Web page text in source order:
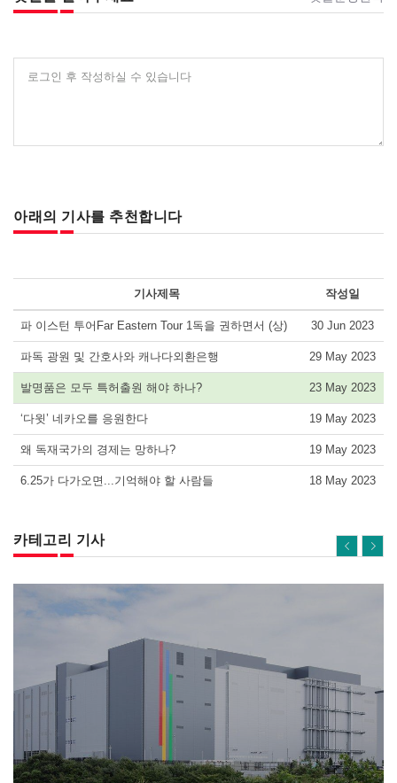
로그인 후 작성하실 수 있습니다
아래의 기사를 추천합니다
기사제목 작성일
파 이스턴 투어Far Eastern Tour 1독을 권하면서 (상) 30 Jun 2023
파독 광원 및 간호사와 캐나다외환은행 29 May 2023
발명품은 모두 특허출원 해야 하나? 23 May 2023
‘다윗’ 네카오를 응원한다 19 May 2023
왜 독재국가의 경제는 망하나? 19 May 2023
6.25가 다가오면...기억해야 할 사람들 18 May 2023
카테고리 기사